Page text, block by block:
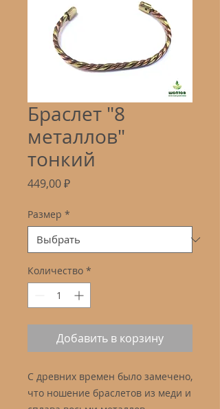
Браслет "8
металлов"
тонкий
449,00 ₽Цена
Размер *
Количество *
Добавить в корзину
С древних времен было замечено,
что ношение браслетов из меди и